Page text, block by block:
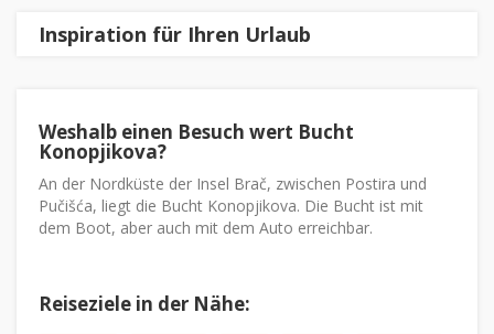
Inspiration für Ihren Urlaub
Weshalb einen Besuch wert Bucht
Konopjikova?
An der Nordküste der Insel Brač, zwischen Postira und
Pučišća, liegt die Bucht Konopjikova. Die Bucht ist mit
dem Boot, aber auch mit dem Auto erreichbar.
Reiseziele in der Nähe: